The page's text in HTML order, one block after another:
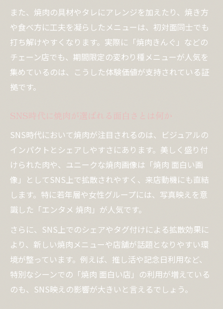
また、焼肉の具材やタレにアレンジを加えたり、焼き方
や食べ方に工夫を凝らしたメニューは、初対面同士でも
打ち解けやすくなります。実際に「焼肉きんぐ」などの
チェーン店でも、期間限定の変わり種メニューが人気を
集めているのは、こうした体験価値が支持されている証
拠です。
SNS時代に焼肉が選ばれる面白さとは何か
SNS時代において焼肉が注目されるのは、ビジュアルの
インパクトとシェアしやすさにあります。美しく盛り付
けられた肉や、ユニークな焼肉画像は「焼肉 面白い画
像」としてSNS上で拡散されやすく、来店動機にも直結
します。特に若年層や女性グループには、写真映えを意
識した「エンタメ 焼肉」が人気です。
さらに、SNS上でのシェアやタグ付けによる拡散効果に
より、新しい焼肉メニューや店舗が話題となりやすい環
境が整っています。例えば、推し活や記念日利用など、
特別なシーンでの「焼肉 面白い店」の利用が増えている
のも、SNS映えの影響が大きいと言えるでしょう。